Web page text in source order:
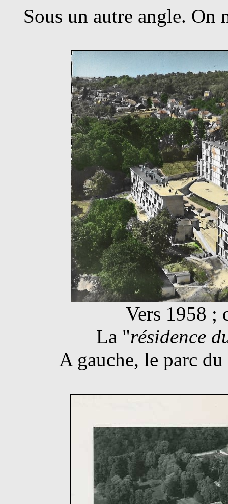
Sous un autre angle. On
Vers 1958 ;
La "résidence
A gauche, le parc